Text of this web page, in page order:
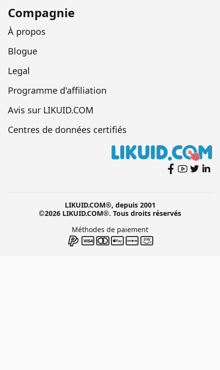
Compagnie
À propos
Blogue
Legal
Programme d'affiliation
Avis sur LIKUID.COM
Centres de données certifiés
LIKUID.COM®, depuis 2001
©2026 LIKUID.COM®. Tous droits réservés
Méthodes de paiement